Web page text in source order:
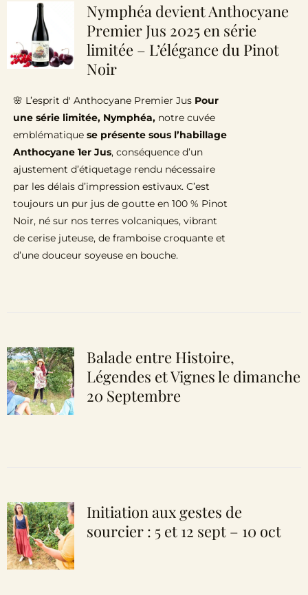
Nymphéa devient Anthocyane
Premier Jus 2025 en série
limitée – L’élégance du Pinot
Noir
🌸 L’esprit d' Anthocyane Premier Jus Pour
une série limitée, Nymphéa, notre cuvée
emblématiquese présente sous l’habillage
Anthocyane 1er Jus, conséquence d’un
ajustement d’étiquetage rendu nécessaire
par les délais d’impression estivaux. C’est
toujours un pur jus de goutte en 100 % Pinot
Noir, né sur nos terres volcaniques, vibrant
de cerise juteuse, de framboise croquante et
d’une douceur soyeuse en bouche.
Balade entre Histoire,
Légendes et Vignes le dimanche
20 Septembre
Initiation aux gestes de
sourcier : 5 et 12 sept – 10 oct